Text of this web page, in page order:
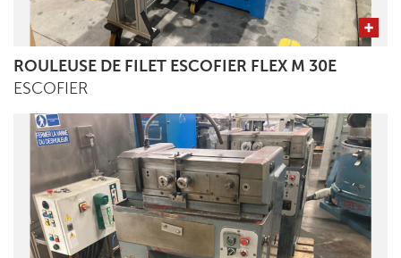
ROULEUSE DE FILET ESCOFIER FLEX M 30E
ESCOFIER